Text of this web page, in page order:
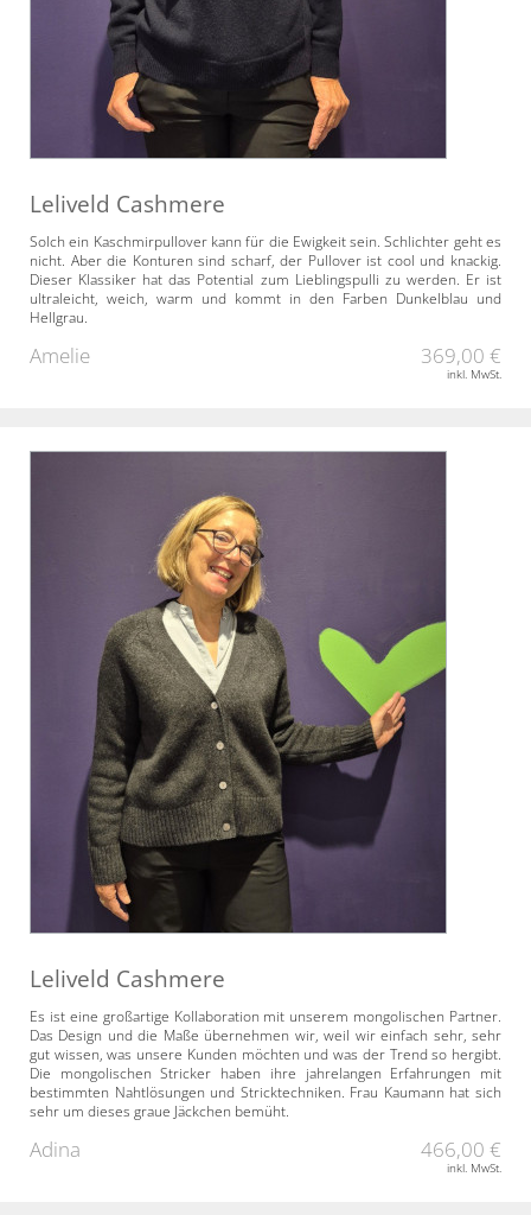
Leliveld Cashmere
Solch ein Kaschmirpullover kann für die Ewigkeit sein. Schlichter geht es
nicht. Aber die Konturen sind scharf, der Pullover ist cool und knackig.
Dieser Klassiker hat das Potential zum Lieblingspulli zu werden. Er ist
ultraleicht, weich, warm und kommt in den Farben Dunkelblau und
Hellgrau.
Amelie 369,00 €
inkl. MwSt.
Leliveld Cashmere
Es ist eine großartige Kollaboration mit unserem mongolischen Partner.
Das Design und die Maße übernehmen wir, weil wir einfach sehr, sehr
gut wissen, was unsere Kunden möchten und was der Trend so hergibt.
Die mongolischen Stricker haben ihre jahrelangen Erfahrungen mit
bestimmten Nahtlösungen und Stricktechniken. Frau Kaumann hat sich
sehr um dieses graue Jäckchen bemüht.
Adina 466,00 €
inkl. MwSt.